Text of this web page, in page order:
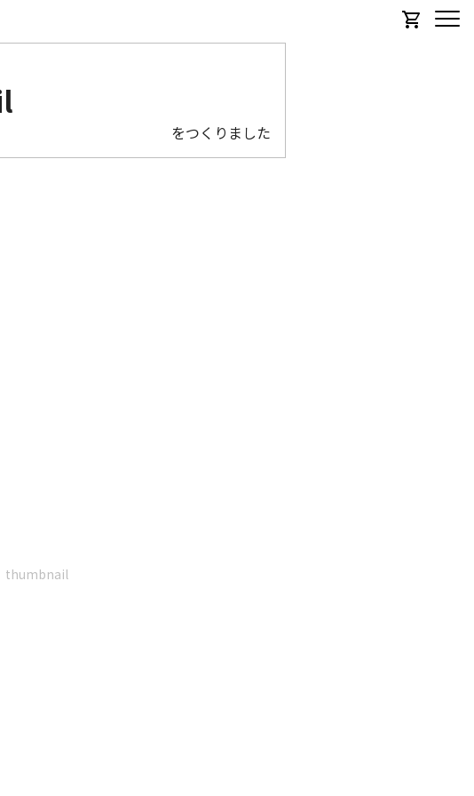
をつくりました
thumbnail